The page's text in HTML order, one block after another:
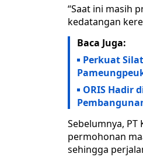
“Saat ini masih
kedatangan
Baca Juga:
Perkuat
ORIS Hadir
Sebelumnya,
permohonan
sehingga